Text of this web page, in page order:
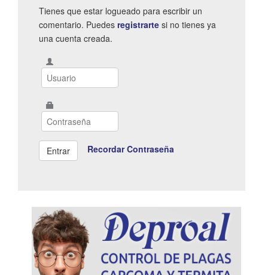
Tienes que estar logueado para escribir un
comentario. Puedes registrarte si no tienes ya
una cuenta creada.
Recordar Contraseña